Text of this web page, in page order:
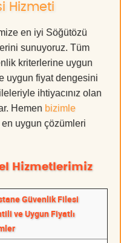
Hizmeti
en iyi Söğütözü
sunuyoruz. Tüm
kriterlerine uygun
uygun fiyat dengesini
ihtiyacınız olan
Hemen bizimle
en uygun çözümleri
Hizmetlerimiz
Güvenlik Filesi
ve Uygun Fiyatlı